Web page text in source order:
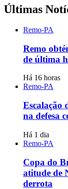
Últimas
Remo-PA
Remo
de última
Há 16 horas
Remo-PA
Escalação
na defesa
Há 1 dia
Remo-PA
Copa do
atitude de
derrota